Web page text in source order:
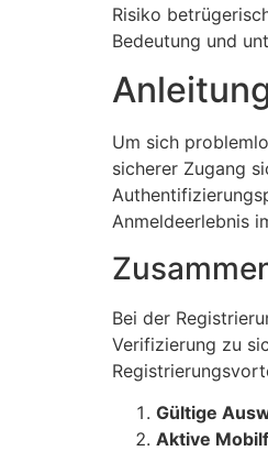
Risiko
Bedeutung und
Um sich
sicherer Zugang
Anmeldeerlebnis
Bei der
Verifizierung zu
Gültige
Aktive